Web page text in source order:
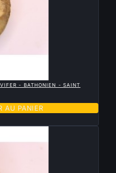
- BATHONIEN - SAINT
AU PANIER